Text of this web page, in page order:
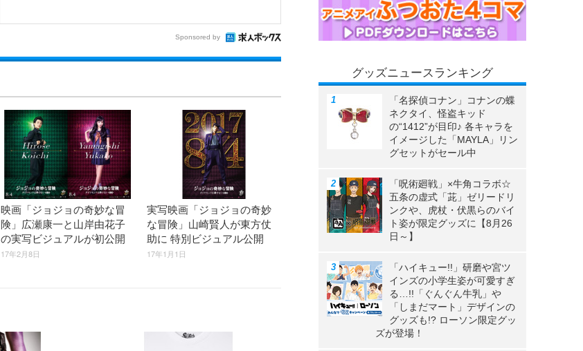
Sponsored by
映画「ジョジョの奇妙な冒
険」広瀬康一と山岸由花子
の実写ビジュアルが初公開
17年2月8日
実写映画「ジョジョの奇妙
な冒険」山崎賢人が東方仗
助に 特別ビジュアル公開
17年1月1日
グッズニュースランキング
「名探偵コナン」コナンの蝶
ネクタイ、怪盗キッド
の“1412”が目印♪ 各キャラを
イメージした「MAYLA」リン
グセットがセール中
「呪術廻戦」×牛角コラボ☆
五条の虚式「茈」ゼリードリ
ンクや、虎杖・伏黒らのバイ
ト姿が限定グッズに【8月26
日～】
「ハイキュー!!」研磨や宮ツ
インズの小学生姿が可愛すぎ
る…!!「ぐんぐん牛乳」や
「しまだマート」デザインの
グッズも!? ローソン限定グッ
ズが登場！